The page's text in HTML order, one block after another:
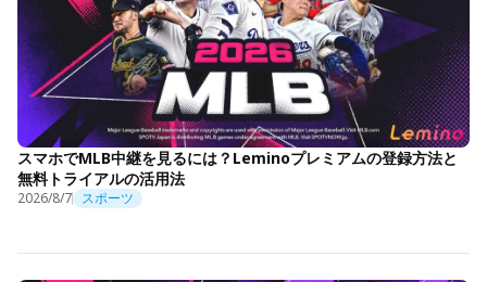
スマホでMLB中継を見るには？Leminoプレミアムの登録方法と
無料トライアルの活用法
2026/8/7 スポーツ